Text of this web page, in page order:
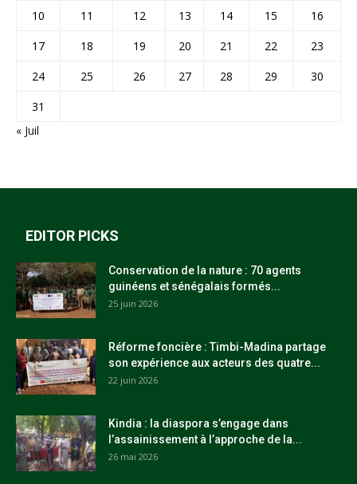
10
11 12 13 14 15
16
17
18 19 20 21 22
23
24
25 26 27 28 29
30
31
« Juil
EDITOR PICKS
Conservation de la nature : 70 agents
guinéens et sénégalais formés...
25 juin 2026
Réforme foncière : Timbi-Madina partage
son expérience aux acteurs des quatre...
22 juin 2026
Kindia : la diaspora s’engage dans
l’assainissement à l’approche de la...
26 mai 2026